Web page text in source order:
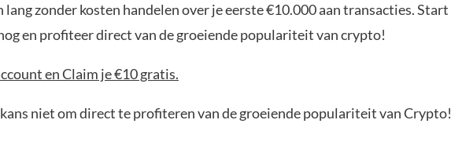
lang zonder kosten handelen over je eerste €10.000 aan transacties. Start
en profiteer direct van de groeiende populariteit van crypto!
en Claim je €10 gratis.
niet om direct te profiteren van de groeiende populariteit van Crypto!